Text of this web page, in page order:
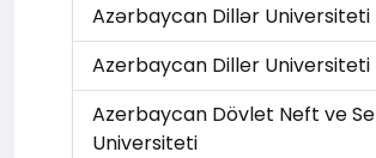
Azərbaycan Dillər Universiteti
Azerbaycan Diller Universiteti
Azerbaycan Dövlet Neft ve
Universiteti